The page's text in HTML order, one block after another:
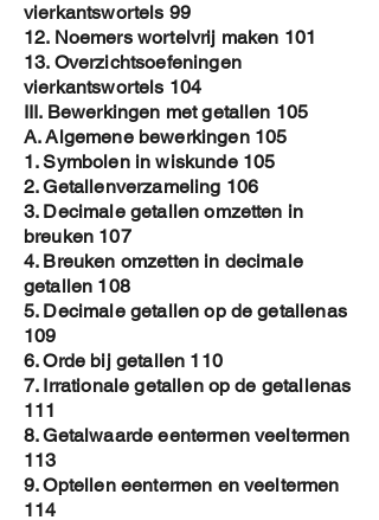
vierkantswortels 99
12. Noemers wortelvrij maken 101
13. Overzichtsoefeningen
vierkantswortels 104
III. Bewerkingen met getallen 105
A. Algemene bewerkingen 105
1. Symbolen in wiskunde 105
2. Getallenverzameling 106
3. Decimale getallen omzetten in
breuken 107
4. Breuken omzetten in decimale
getallen 108
5. Decimale getallen op de getallenas
109
6. Orde bij getallen 110
7. Irrationale getallen op de getallenas
111
8. Getalwaarde eentermen veeltermen
113
9. Optellen eentermen en veeltermen
114